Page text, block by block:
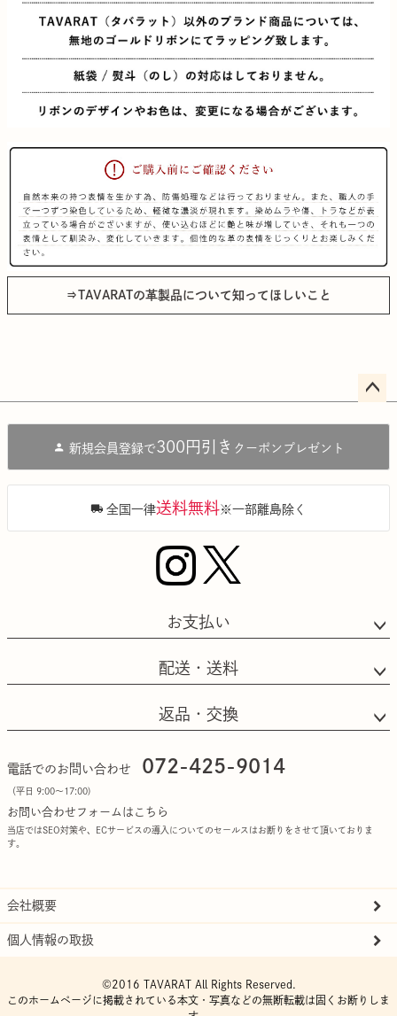
⇒TAVARATの革製品について知ってほしいこと
へ
新規会員登録で300円引き クーポンプレゼント
全国一律送料無料※一部離島除く
お支払い
配送・送料
返品・交換
電話でのお問い合わせ 072-425-9014
（平日 9:00〜17:00)
お問い合わせフォームはこちら
当店ではSEO対策や、ECサービスの導入についてのセールスはお断りをさせて頂いておりま
す。
会社概要
個人情報の取扱
©2016 TAVARAT All Rights Reserved.
このホームページに掲載されている本文・写真などの無断転載は固くお断りしま